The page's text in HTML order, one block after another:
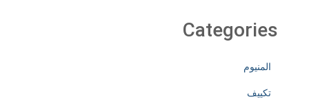
Categories
المنيوم
تكييف